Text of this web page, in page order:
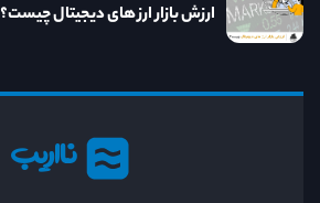
نااریب
ارزش بازار ارز های دیجیتال چیست؟